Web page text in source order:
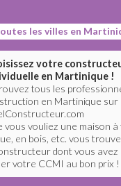
les villes en
votre
en Martinique !
tous les
en Martinique sur
vous vouliez une maison à
en bois, etc. vous
dont vous avez
votre CCMI au bon prix !